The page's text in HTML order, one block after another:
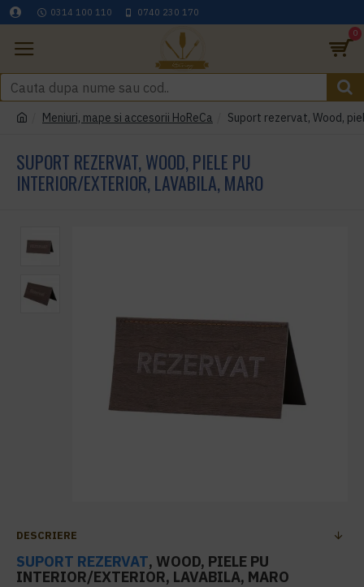
0314 100 110 0740 230 170
0
Meniuri, mape si accesorii HoReCa Suport rezervat, Wood,
SUPORT REZERVAT, WOOD, PIELE PU
INTERIOR/EXTERIOR, LAVABILA, MARO
DESCRIERE
SUPORT REZERVAT, WOOD, PIELE PU
INTERIOR/EXTERIOR, LAVABILA, MARO